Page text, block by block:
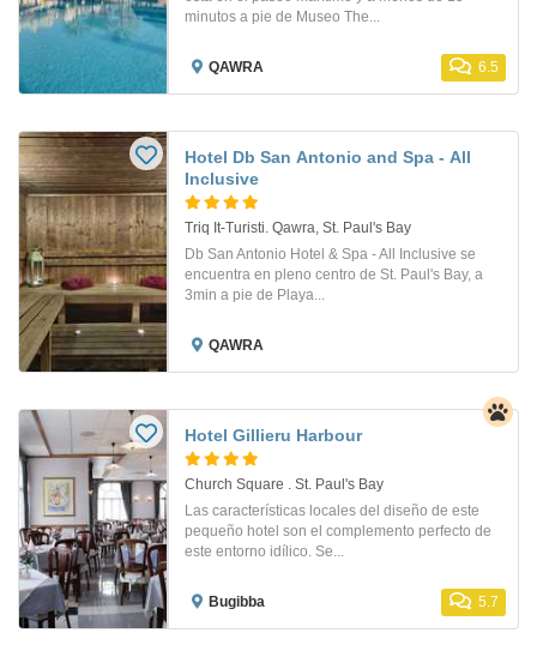
minutos a pie de Museo The...
QAWRA 6.5
Hotel Db San Antonio and Spa - All
Inclusive
Triq It-Turisti. Qawra, St. Paul's Bay
Db San Antonio Hotel & Spa - All Inclusive se
encuentra en pleno centro de St. Paul's Bay, a
3min a pie de Playa...
QAWRA
Hotel Gillieru Harbour
Church Square . St. Paul's Bay
Las características locales del diseño de este
pequeño hotel son el complemento perfecto de
este entorno idílico. Se...
Bugibba 5.7